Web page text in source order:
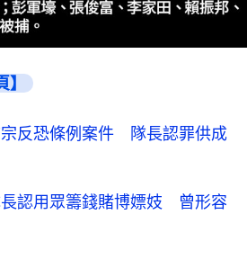
反恐條例案件 隊長認罪供成
認用眾籌錢賭博嫖妓 曾形容